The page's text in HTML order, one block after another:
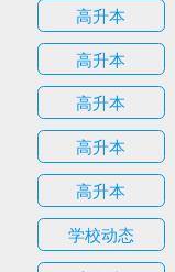
高升本
高升本
高升本
高升本
高升本
学校动态